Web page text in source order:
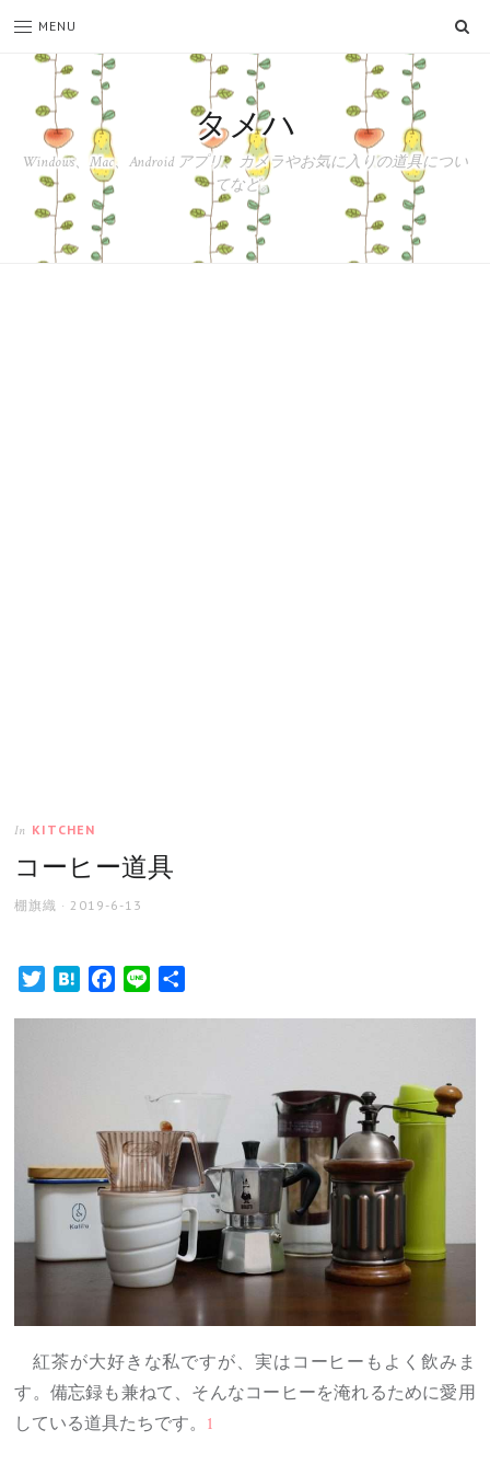
MENU
タメハ
Windows、Mac、Android アプリ、カメラやお気に入りの道具につい
てなど。
In KITCHEN
コーヒー道具
AUTHOR
棚旗織
POSTED
2019-6-13
TwitterHatenaFacebook
Line
紅茶が大好きな私ですが、実はコーヒーもよく飲みま
す。備忘録も兼ねて、そんなコーヒーを淹れるために愛用
している道具たちです。 1